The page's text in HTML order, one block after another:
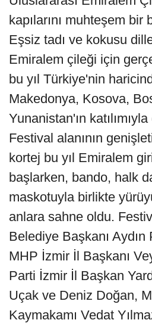
kapılarını muhteşem bir
Eşsiz tadı ve kokusu
Emiralem çileği için
bu yıl Türkiye'nin
Makedonya, Kosova,
Yunanistan'ın
Festival alanının
kortej bu yıl Emiralem
başlarken, bando, halk
maskotuyla birlikte
anlara sahne oldu.
Belediye Başkanı
MHP İzmir İl Başkanı
Parti İzmir İl Başkan
Uçak ve Deniz Doğan,
Kaymakamı Vedat